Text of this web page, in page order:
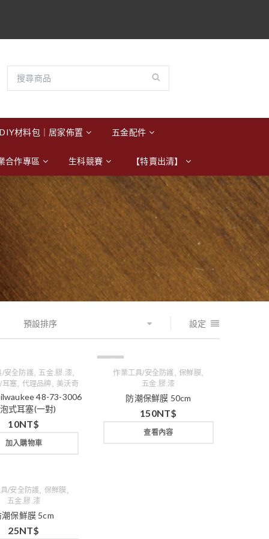
DIY材料包｜居家佈置 五金配件
合作專區 生科競賽 【特賣出清】
設定
預設排序
/安全防護, 五金.膠.漆,
耳塞 代理品牌 美沃奇
48-73-3006
式耳塞(一對)
10NT$
加入購物車
作業工具/安全防護 ,保鮮膜,
五金.膠.漆
防潮保鮮膜 50cm
150NT$
查看內容
/安全防護 保鮮膜
五金.膠.漆
潮保鮮膜 5cm
25NT$